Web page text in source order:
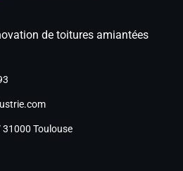
de toitures amiantées
Toulouse